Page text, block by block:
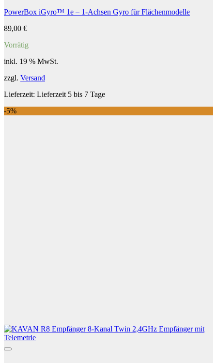
PowerBox iGyro™ 1e – 1-Achsen Gyro für Flächenmodelle
89,00 €
Vorrätig
inkl. 19 % MwSt.
zzgl. Versand
Lieferzeit: Lieferzeit 5 bis 7 Tage
-5%